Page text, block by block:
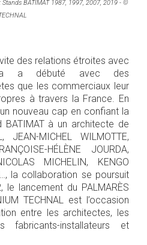
BATIMAT 1987, 1997, 2007, 2019 - ©
des relations étroites avec
a débuté avec des
que les commerciaux leur
à travers la France. En
nouveau cap en confiant la
à un architecte de
JEAN-MICHEL WILMOTTE,
HÉLÈNE JOURDA,
MICHELIN, KENGO
la collaboration se poursuit
lancement du PALMARÈS
TECHNAL est l’occasion
entre les architectes, les
fabricants-installateurs et